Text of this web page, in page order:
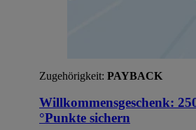
Zugehörigkeit: PAYBACK
Willkommensgeschenk:
°Punkte sichern